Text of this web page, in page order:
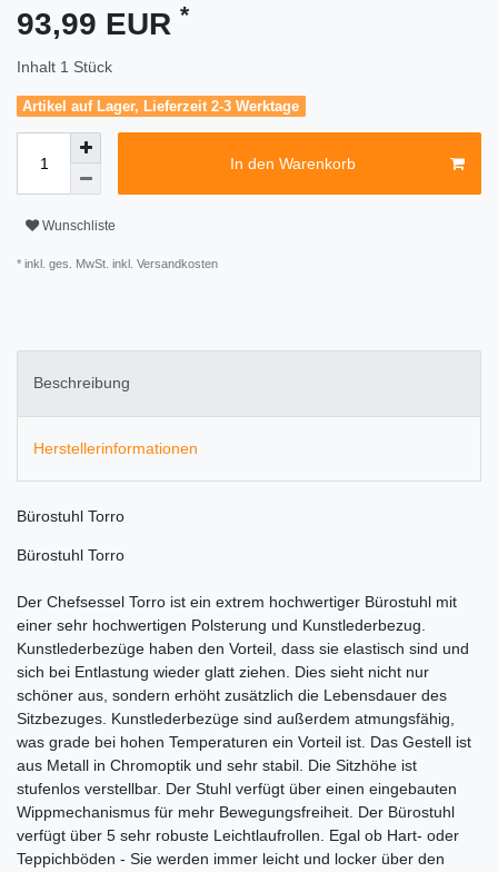
93,99 EUR *
Inhalt 1 Stück
Artikel auf Lager, Lieferzeit 2-3 Werktage
In den Warenkorb
Wunschliste
* inkl. ges. MwSt. inkl. Versandkosten
Beschreibung
Herstellerinformationen
Bürostuhl Torro
Bürostuhl Torro
Der Chefsessel Torro ist ein extrem hochwertiger Bürostuhl mit
einer sehr hochwertigen Polsterung und Kunstlederbezug.
Kunstlederbezüge haben den Vorteil, dass sie elastisch sind und
sich bei Entlastung wieder glatt ziehen. Dies sieht nicht nur
schöner aus, sondern erhöht zusätzlich die Lebensdauer des
Sitzbezuges. Kunstlederbezüge sind außerdem atmungsfähig,
was grade bei hohen Temperaturen ein Vorteil ist. Das Gestell ist
aus Metall in Chromoptik und sehr stabil. Die Sitzhöhe ist
stufenlos verstellbar. Der Stuhl verfügt über einen eingebauten
Wippmechanismus für mehr Bewegungsfreiheit. Der Bürostuhl
verfügt über 5 sehr robuste Leichtlaufrollen. Egal ob Hart- oder
Teppichböden - Sie werden immer leicht und locker über den